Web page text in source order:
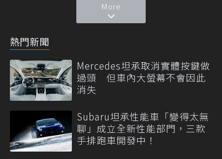
More
熱門新聞
Mercedes坦承取消實體按鍵做
過頭 但車內大螢幕不會因此
消失
Subaru坦承性能車「變得太無
聊」成立全新性能部門，三款
手排跑車開發中！